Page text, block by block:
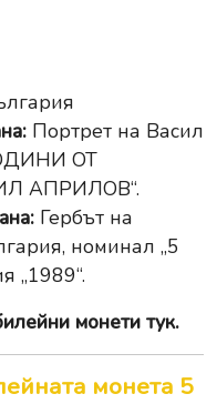
Портрет на Васил
ОТ
АПРИЛОВ“.
Гербът на
номинал „5
„1989“.
монети тук.
монета 5